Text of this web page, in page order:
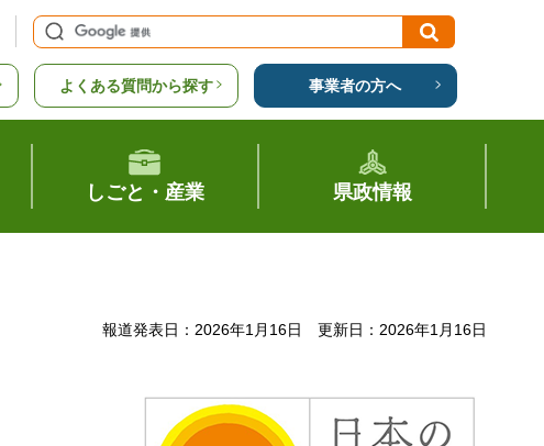
よくある質問から探す 事業者の方へ
しごと・産業 県政情報
報道発表日：2026年1月16日 更新日：2026年1月16日